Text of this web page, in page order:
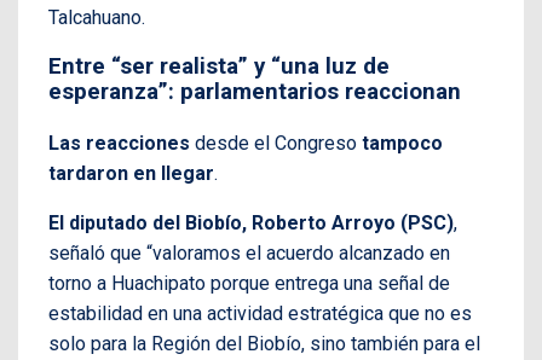
Talcahuano.
Entre “ser realista” y “una luz de
esperanza”: parlamentarios reaccionan
Las reacciones desde el Congreso tampoco
tardaron en llegar.
El diputado del Biobío, Roberto Arroyo (PSC),
señaló que “valoramos el acuerdo alcanzado en
torno a Huachipato porque entrega una señal de
estabilidad en una actividad estratégica que no es
solo para la Región del Biobío, sino también para el